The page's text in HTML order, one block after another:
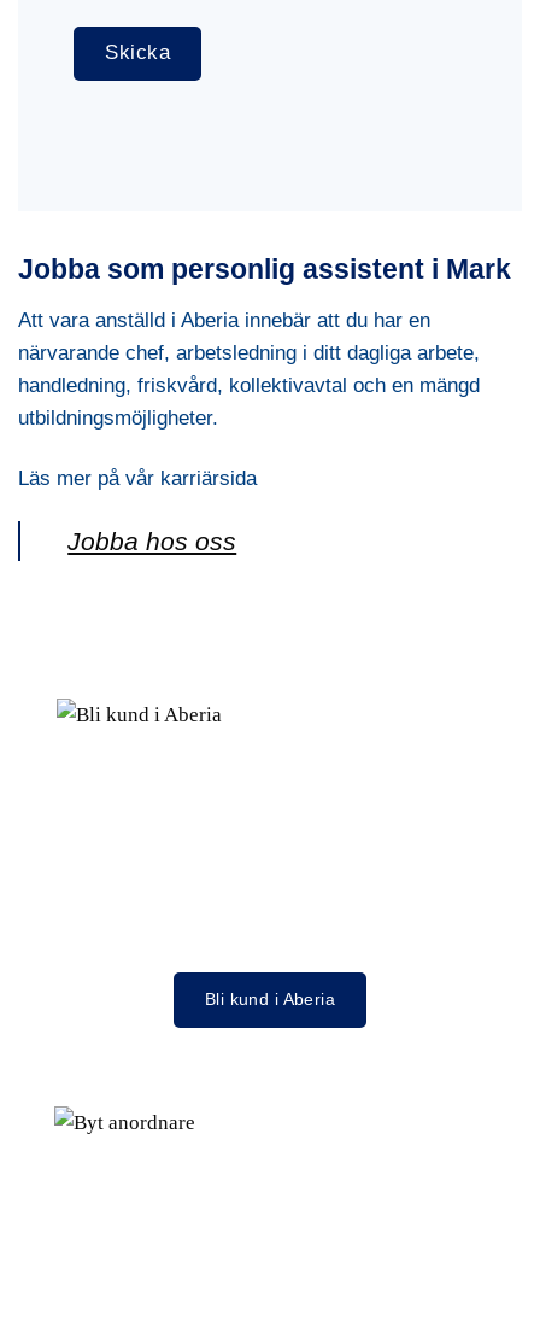
Jobba som personlig assistent i Mark
Att vara anställd i Aberia innebär att du har en
närvarande chef, arbetsledning i ditt dagliga arbete,
handledning, friskvård, kollektivavtal och en mängd
utbildningsmöjligheter.
Läs mer på vår karriärsida
Jobba hos oss
Bli kund i Aberia